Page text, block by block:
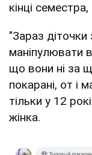
кінці
"Зараз
маніпулювати
що вони ні за
покарані, от і
тільки у 12
жінка.